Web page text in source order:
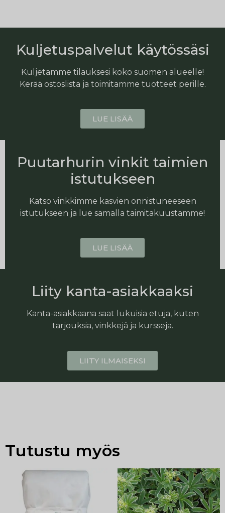
Kuljetuspalvelut käytössäsi
Kuljetamme tilauksesi koko suomen alueelle!
Kerää ostoslista ja toimitamme tuotteet perille.
LUE LISÄÄ
Puutarhurin vinkit taimien
istutukseen
Katso vinkkimme kasvien onnistuneeseen
istutukseen ja lue samalla taimitakuustamme!
LUE LISÄÄ
Liity kanta-asiakkaaksi
Kanta-asiakkaana saat lukuisia etuja, kuten
tarjouksia, vinkkejä ja kursseja.
LIITY ILMAISEKSI
Tutustu myös